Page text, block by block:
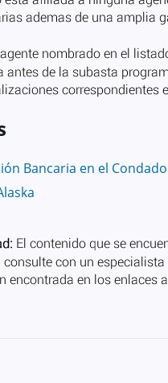
Bancaria en el